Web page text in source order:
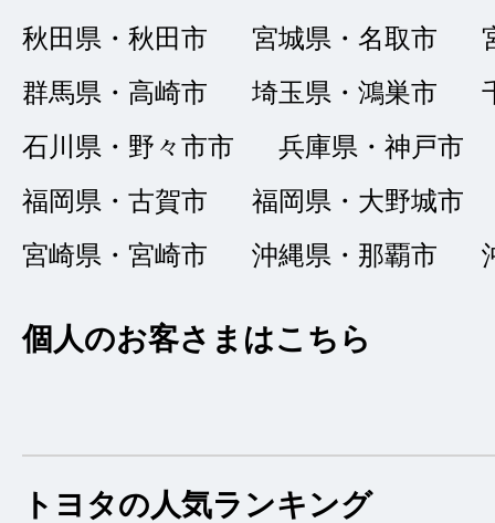
て頂いて、とても
入出来ました。
秋田県・秋田市 宮城県・名取市
群馬県・高崎市
埼玉県・鴻巣市
石川県・野々市市
兵庫県・神戸市
福岡県・古賀市
福岡県・大野城市
宮崎県・宮崎市
沖縄県・那覇市
個人のお客さまはこちら
トヨタの人気ランキング